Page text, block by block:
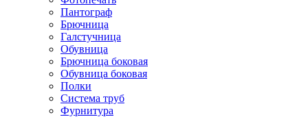
Пантограф
Брючница
Галстучница
Обувница
Брючница боковая
Обувница боковая
Полки
Система труб
Фурнитура